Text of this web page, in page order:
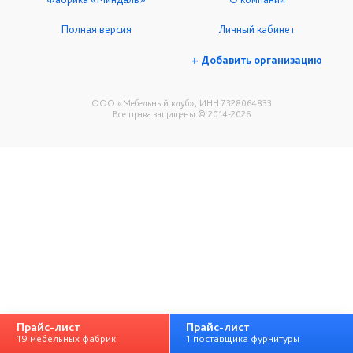
ООО «Мебельный клуб», ИНН 7328064833
Все права защищены © 2014-2026
Полная версия Личный кабинет
+ Добавить организацию
Прайс-лист
19 мебельных фабрик
Прайс-лист
1 поставщика фурнитуры